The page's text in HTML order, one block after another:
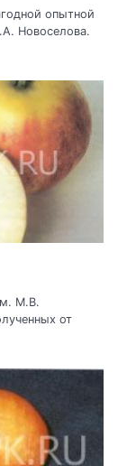
опытной
Новоселова.
М.В.
от